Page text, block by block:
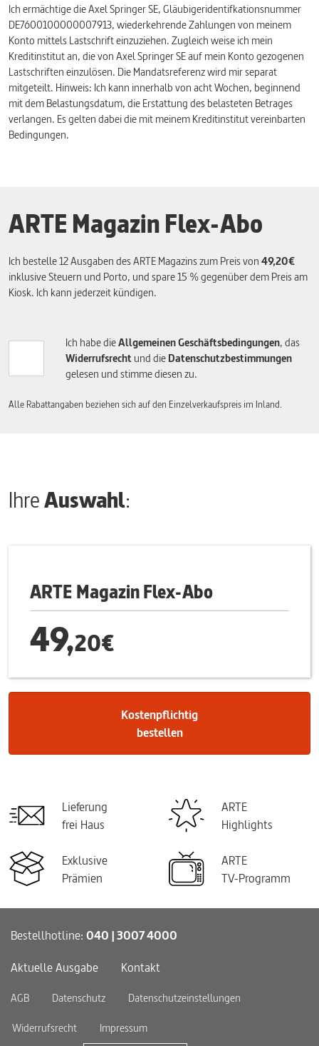
Ich ermächtige die Axel Springer SE, Gläubigeridentifkationsnummer
DE7600100000007913, wiederkehrende Zahlungen von meinem
Konto mittels Lastschrift einzuziehen. Zugleich weise ich mein
Kreditinstitut an, die von Axel Springer SE auf mein Konto gezogenen
Lastschriften einzulösen. Die Mandatsreferenz wird mir separat
mitgeteilt. Hinweis: Ich kann innerhalb von acht Wochen, beginnend
mit dem Belastungsdatum, die Erstattung des belasteten Betrages
verlangen. Es gelten dabei die mit meinem Kreditinstitut vereinbarten
Bedingungen.
ARTE Magazin Flex-Abo
Ich bestelle 12 Ausgaben des ARTE Magazins zum Preis von49,20€
inklusive Steuern und Porto, und spare 15 % gegenüber dem Preis am
Kiosk. Ich kann jederzeit kündigen.
Ich habe dieAllgemeinen Geschäftsbedingungen, das
Widerrufsrechtund dieDatenschutzbestimmungen
gelesen und stimme diesen zu.
Alle Rabattangaben beziehen sich auf den Einzelverkaufspreis im Inland.
IhreAuswahl:
ARTE Magazin Flex-Abo
49,20€
Kostenpflichtig
bestellen
Lieferung
frei Haus
ARTE
Highlights
Exklusive
Prämien
ARTE
TV-Programm
Bestellhotline: 040 | 3007 4000
Aktuelle Ausgabe
Kontakt
AGB Datenschutz
Datenschutzeinstellungen
Widerrufsrecht
Impressum